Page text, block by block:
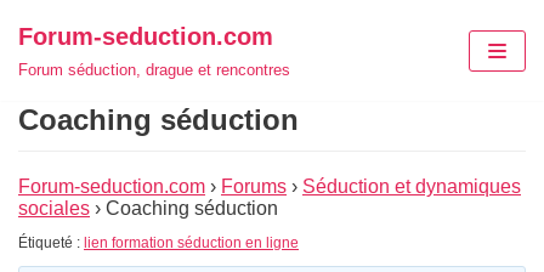
Aller
au
Forum-seduction.com
Forum séduction, drague et rencontres
Coaching séduction
Forum-seduction.com › Forums › Séduction et dynamiques
sociales › Coaching séduction
Étiqueté : lien formation séduction en ligne